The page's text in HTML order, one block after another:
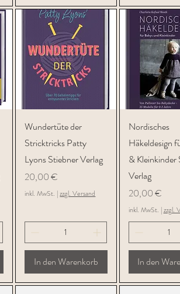
Schnellansicht
Wundertüte der
Stricktricks Patty
Lyons Stiebner Verlag
Preis
20,00 €
inkl. MwSt. |zzgl. Versand
In den Warenkorb
Nordisches
Häkeldesign
& Kleinkinder
Verlag
Preis
20,00 €
inkl. MwSt. |zzgl.
In den